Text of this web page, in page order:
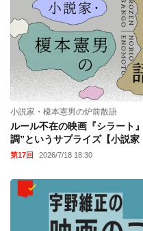
小説家・榎本憲男の炉前散語
ルール不在の映画『シラート
調”というサプライズ【小説家
第17回 2026/7/18 18:30